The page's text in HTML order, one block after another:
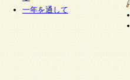
一年を通して